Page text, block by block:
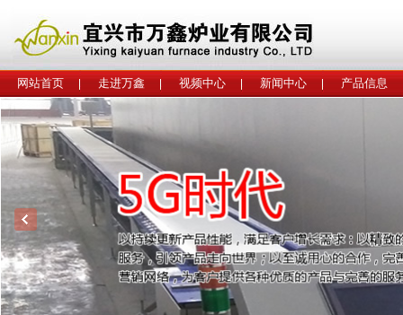
网站首页 走进万鑫 视频中心 新闻中心
产品信息
工程案例
联系我们